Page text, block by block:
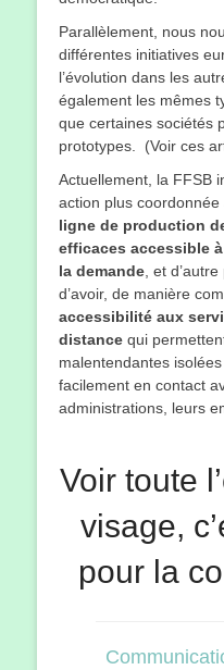
Parallèlement, nous
différentes initiatives
l’évolution dans les
également les mêmes
que certaines sociétés
prototypes. (Voir ces
Actuellement, la FFSB
action plus
ligne de production
efficaces accessible
la demande, et
d’avoir, de manière
accessibilité aux
distance qui
malentendantes
facilement en contact
administrations, leurs
Voir toute
visage,
pour la